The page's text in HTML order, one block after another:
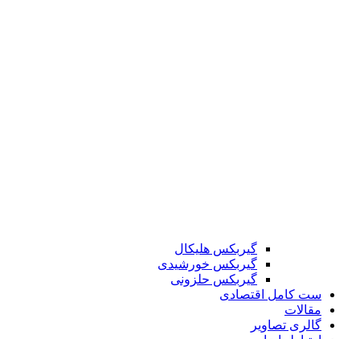
گیربکس هلیکال
گیربکس خورشیدی
گیربکس حلزونی
ست کامل اقتصادی
مقالات
گالری تصاویر